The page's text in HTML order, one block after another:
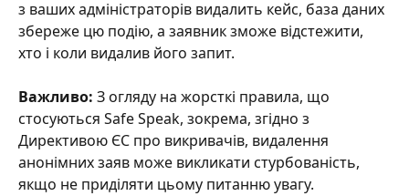
з ваших адміністраторів видалить кейс, база даних
збереже цю подію, а заявник зможе відстежити,
хто і коли видалив його запит.
Важливо: З огляду на жорсткі правила, що
стосуються Safe Speak, зокрема, згідно з
Директивою ЄС про викривачів, видалення
анонімних заяв може викликати стурбованість,
якщо не приділяти цьому питанню увагу.